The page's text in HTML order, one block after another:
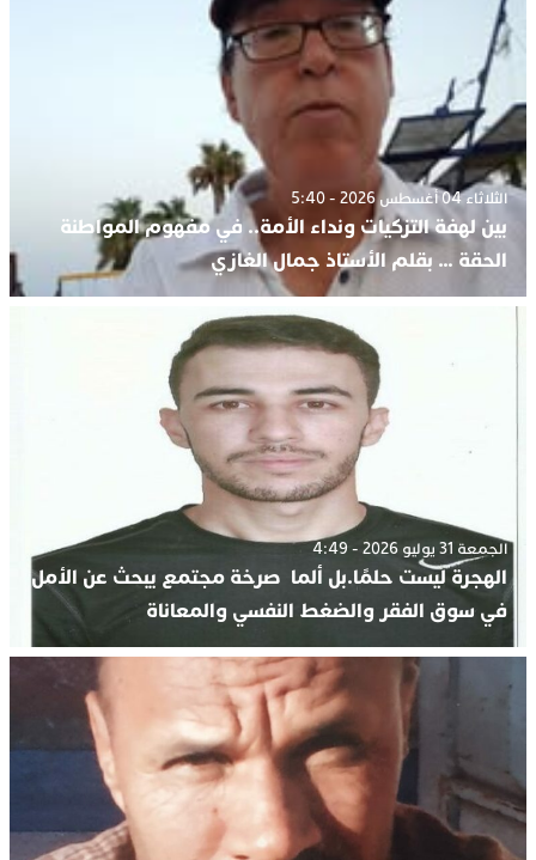
الثلاثاء 04 أغسطس 2026 - 5:40
بين لهفة التزكيات ونداء الأمة.. في مفهوم المواطنة
الحقة … بقلم الأستاذ جمال الغازي
الجمعة 31 يوليو 2026 - 4:49
الهجرة ليست حلمًا.بل ألما صرخة مجتمع يبحث عن الأمل
في سوق الفقر والضغط النفسي والمعاناة